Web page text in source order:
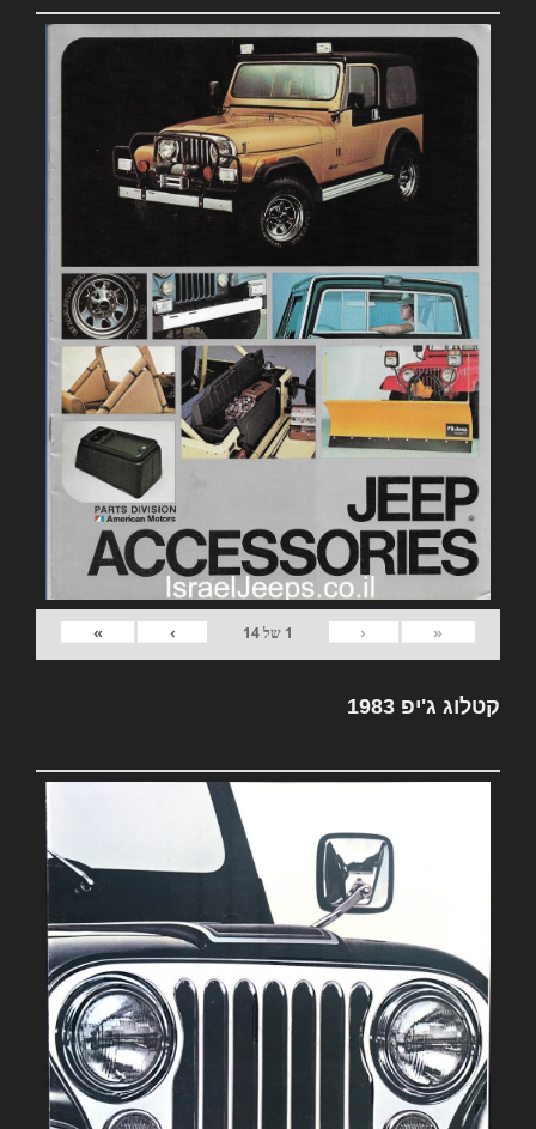
«
‹
1 של14
›
»
קטלוג ג'יפ 1983